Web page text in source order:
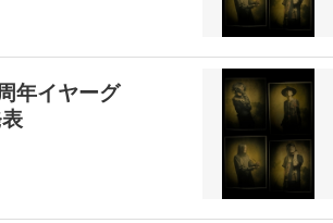
年イヤーグ